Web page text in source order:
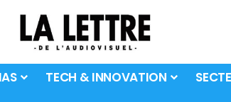
TECH & INNOVATION